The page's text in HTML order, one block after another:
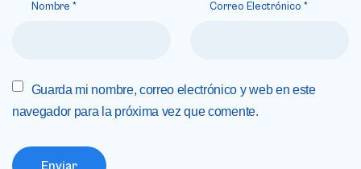
Nombre * Correo Electrónico *
Guarda mi nombre, correo electrónico y web en este
navegador para la próxima vez que comente.